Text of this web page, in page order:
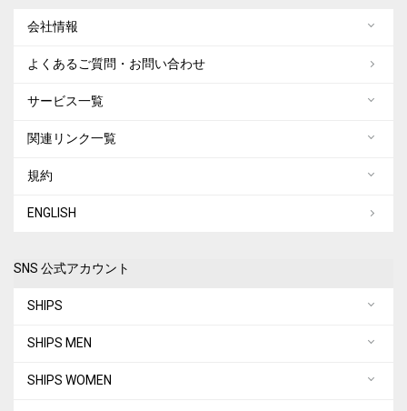
会社情報
よくあるご質問・お問い合わせ
サービス一覧
関連リンク一覧
規約
ENGLISH
SNS 公式アカウント
SHIPS
SHIPS MEN
SHIPS WOMEN